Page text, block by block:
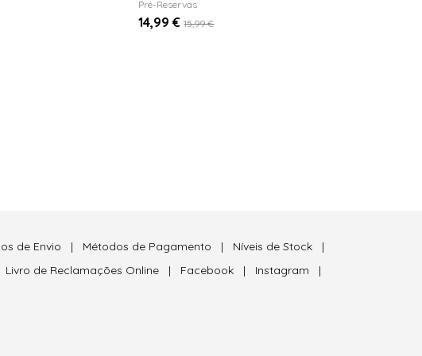
Pré-Reservas
14,99 €15,99 €
de Envio | Métodos de Pagamento | Níveis de Stock |
Livro de Reclamações Online | Facebook | Instagram |